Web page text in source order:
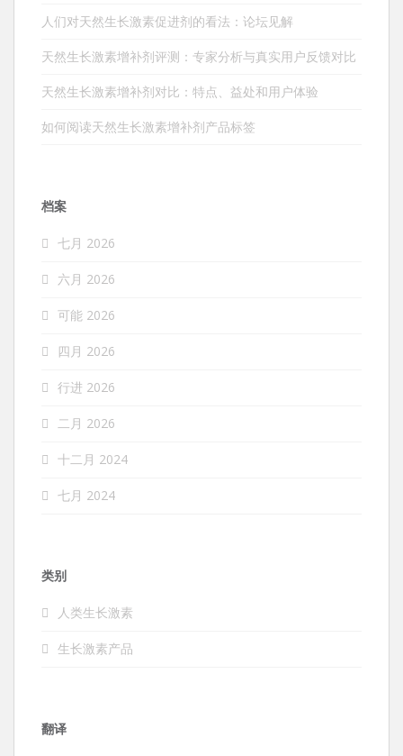
人们对天然生长激素促进剂的看法：论坛见解
天然生长激素增补剂评测：专家分析与真实用户反馈对比
天然生长激素增补剂对比：特点、益处和用户体验
如何阅读天然生长激素增补剂产品标签
档案
七月 2026
六月 2026
可能 2026
四月 2026
行进 2026
二月 2026
十二月 2024
七月 2024
类别
人类生长激素
生长激素产品
翻译